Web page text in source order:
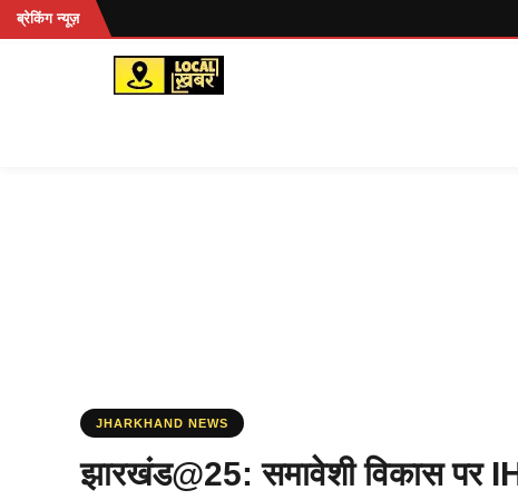
Skip
to
ब्रेकिंग न्यूज़
JHARKHAND NEWS
झारखंड@25: समावेशी विकास पर